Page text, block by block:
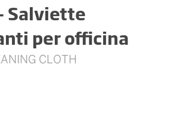
Salviette
per officina
CLOTH